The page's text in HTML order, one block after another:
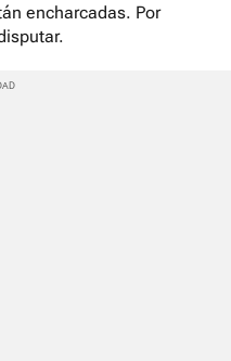
encharcadas. Por